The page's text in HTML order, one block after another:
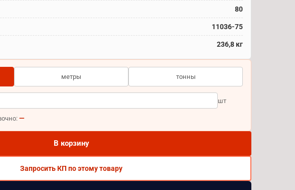
80
11036-75
236,8 кг
метры тонны
шт
—
В корзину
Запросить КП по этому товару